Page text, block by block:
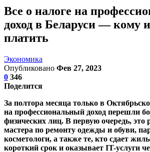
Все о налоге на
доход в Беларуси — кому
платить
Экономика
Опубликовано Фев 27, 2023
0 346
Поделится
За полтора месяца только в
на профессиональный доход перешли
физических лиц. В первую очередь, это
мастера по ремонту одежды и обуви,
косметологи, а также те, кто сдает
короткий срок и оказывает IT-услуги